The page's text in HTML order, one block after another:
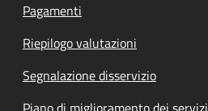
Pagamenti
Riepilogo valutazioni
Segnalazione disservizio